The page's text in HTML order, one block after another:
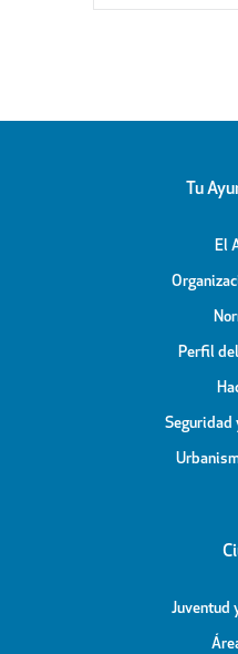
Tu
El
Perfil
Seguridad
Juventud